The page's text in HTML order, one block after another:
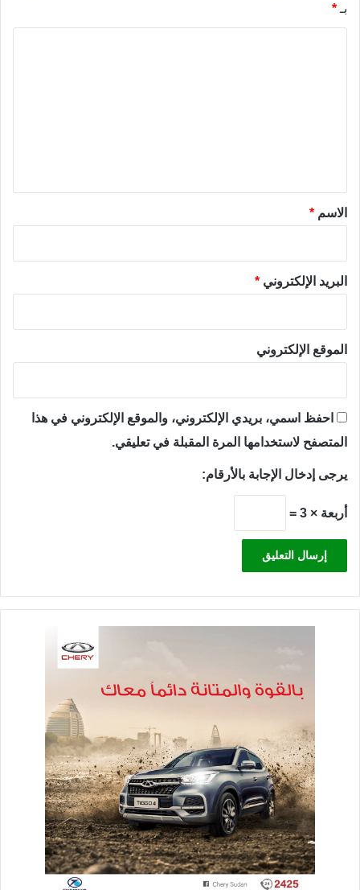
بـ *
*الاسم *
البريد الإلكتروني *
الموقع الإلكتروني
احفظ اسمي، بريدي الإلكتروني، والموقع الإلكتروني في هذا
المتصفح لاستخدامها المرة المقبلة في تعليقي.
يرجى إدخال الإجابة بالأرقام:
أربعة × 3 =